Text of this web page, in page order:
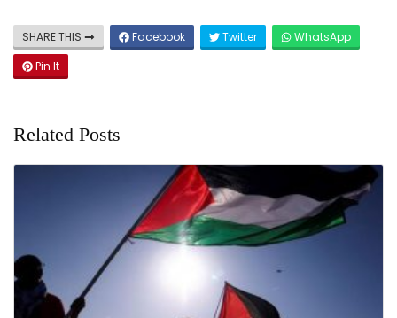
SHARE THIS Facebook Twitter
WhatsApp
Pin It
Related Posts